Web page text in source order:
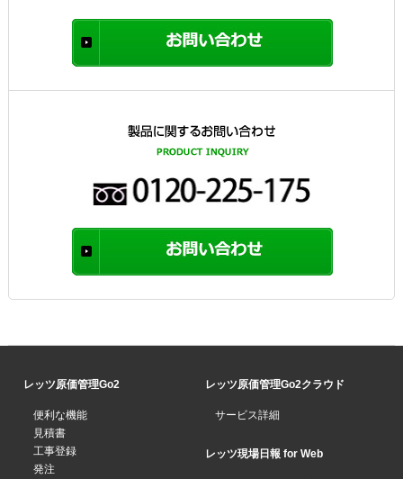
レッツ原価管理Go2
便利な機能
見積書
工事登録
発注
レッツ原価管理Go2クラウド
サービス詳細
レッツ現場日報 for Web